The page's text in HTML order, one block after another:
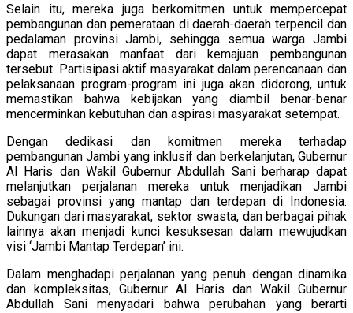
Selain itu, mereka juga berkomitmen untuk mempercepat
pembangunan dan pemerataan di daerah-daerah terpencil dan
pedalaman provinsi Jambi, sehingga semua warga Jambi
dapat merasakan manfaat dari kemajuan pembangunan
tersebut. Partisipasi aktif masyarakat dalam perencanaan dan
pelaksanaan program-program ini juga akan didorong, untuk
memastikan bahwa kebijakan yang diambil benar-benar
mencerminkan kebutuhan dan aspirasi masyarakat setempat.
Dengan dedikasi dan komitmen mereka terhadap
pembangunan Jambi yang inklusif dan berkelanjutan, Gubernur
Al Haris dan Wakil Gubernur Abdullah Sani berharap dapat
melanjutkan perjalanan mereka untuk menjadikan Jambi
sebagai provinsi yang mantap dan terdepan di Indonesia.
Dukungan dari masyarakat, sektor swasta, dan berbagai pihak
lainnya akan menjadi kunci kesuksesan dalam mewujudkan
visi ‘Jambi Mantap Terdepan’ ini.
Dalam menghadapi perjalanan yang penuh dengan dinamika
dan kompleksitas, Gubernur Al Haris dan Wakil Gubernur
Abdullah Sani menyadari bahwa perubahan yang berarti